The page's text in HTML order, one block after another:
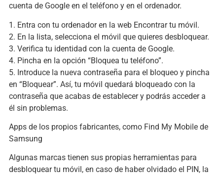
cuenta de Google en el teléfono y en el ordenador.
1. Entra con tu ordenador en la web Encontrar tu móvil.
2. En la lista, selecciona el móvil que quieres desbloquear.
3. Verifica tu identidad con la cuenta de Google.
4. Pincha en la opción “Bloquea tu teléfono”.
5. Introduce la nueva contraseña para el bloqueo y pincha
en “Bloquear”. Así, tu móvil quedará bloqueado con la
contraseña que acabas de establecer y podrás acceder a
él sin problemas.
Apps de los propios fabricantes, como Find My Mobile de
Samsung
Algunas marcas tienen sus propias herramientas para
desbloquear tu móvil, en caso de haber olvidado el PIN, la